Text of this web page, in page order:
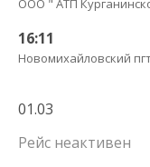
ООО " АТП
16:11
Новомихайловский
01.03
Рейс неактивен